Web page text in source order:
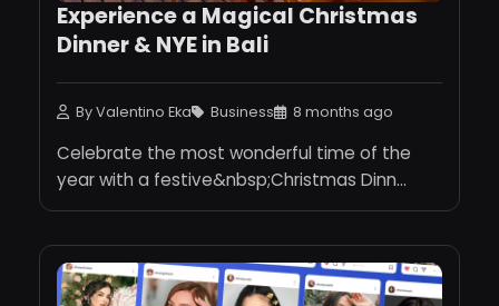
Experience a Magical Christmas
Dinner & NYE in Bali
By Valentino Eka Business 8 months ago
Celebrate the most wonderful time of the
year with a festive&nbsp;Christmas Dinn...